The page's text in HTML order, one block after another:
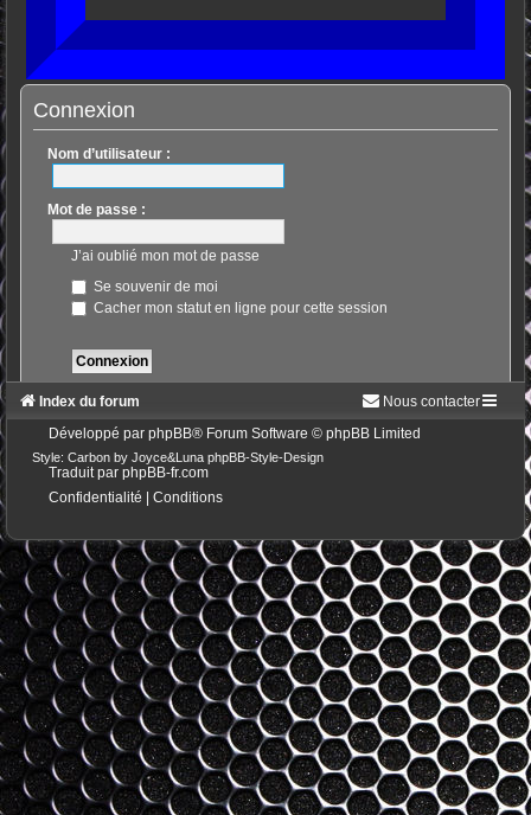
Connexion
Nom d’utilisateur :
Mot de passe :
J’ai oublié mon mot de passe
Se souvenir de moi
Cacher mon statut en ligne pour cette session
Index du forum
Nous contacter
Développé par phpBB® Forum Software © phpBB Limited
Style: Carbon by Joyce&LunaphpBB-Style-Design
Traduit par phpBB-fr.com
Confidentialité
Conditions